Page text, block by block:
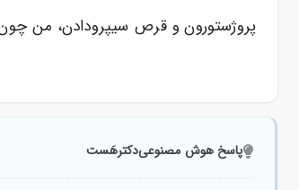
پروژستورون و قرص سیپرودادن، من چون
پاسخ هوش مصنوعیدکترهَست